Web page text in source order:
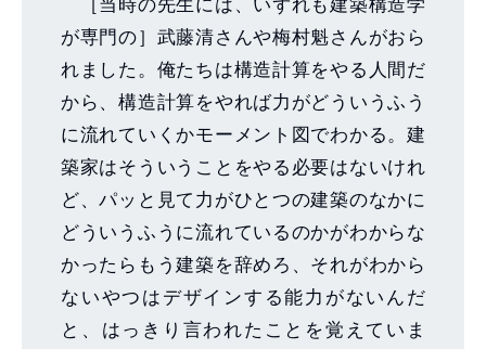
が専門の］武藤清さんや梅村魁さんがおら
れました。俺たちは構造計算をやる人間だ
から、構造計算をやれば力がどういうふう
に流れていくかモーメント図でわかる。建
築家はそういうことをやる必要はないけれ
ど、パッと見て力がひとつの建築のなかに
どういうふうに流れているのかがわからな
かったらもう建築を辞めろ、それがわから
ないやつはデザインする能力がないんだ
と、はっきり言われたことを覚えていま